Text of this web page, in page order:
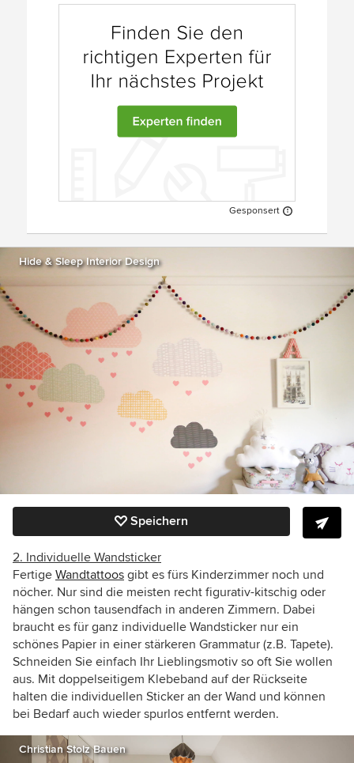
Gesponsert
Hide & Sleep Interior Design
Speichern
2. Individuelle Wandsticker
Fertige Wandtattoos gibt es fürs Kinderzimmer noch und
nöcher. Nur sind die meisten recht figurativ-kitschig oder
hängen schon tausendfach in anderen Zimmern. Dabei
braucht es für ganz individuelle Wandsticker nur ein
schönes Papier in einer stärkeren Grammatur (z.B. Tapete).
Schneiden Sie einfach Ihr Lieblingsmotiv so oft Sie wollen
aus. Mit doppelseitigem Klebeband auf der Rückseite
halten die individuellen Sticker an der Wand und können
bei Bedarf auch wieder spurlos entfernt werden.
Christian Stolz Bauen